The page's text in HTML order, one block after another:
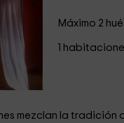
Máximo 2
1
mezclan la tradición